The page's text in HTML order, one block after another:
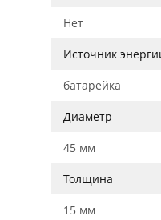
Нет
Источник
батарейка
Диаметр
45 мм
Толщина
15 мм